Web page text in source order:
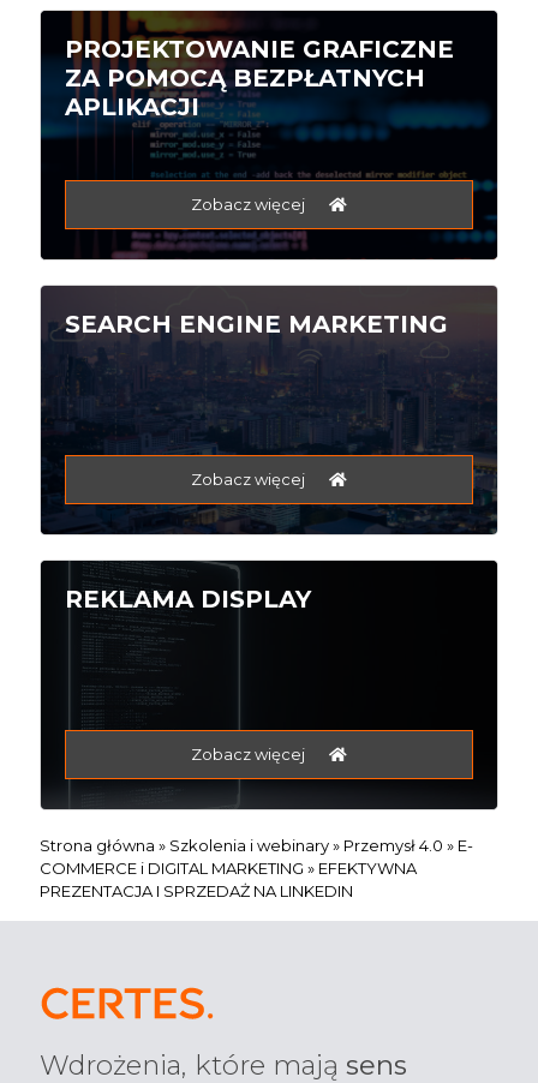
PROJEKTOWANIE GRAFICZNE
ZA POMOCĄ BEZPŁATNYCH
APLIKACJI
Zobacz więcej
SEARCH ENGINE MARKETING
Zobacz więcej
REKLAMA DISPLAY
Zobacz więcej
Strona główna » Szkolenia i webinary» Przemysł 4.0 » E-
COMMERCE i DIGITAL MARKETING » EFEKTYWNA
PREZENTACJA I SPRZEDAŻ NA LINKEDIN
Wdrożenia, które mają sens